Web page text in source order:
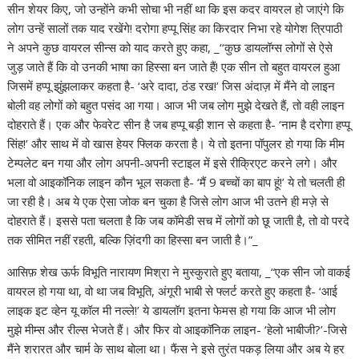
सीन शेयर किए, जो उन्होंने कभी सोचा भी नहीं था कि इस कदर वायरल हो जाएंगे कि
लोग उन्हें सालों तक याद रखेंगे! दरोगा हप्पू सिंह का किरदार निभा रहे योगेश त्रिपाठी
ने अपने कुछ वायरल सीन्स को याद करते हुए कहा, _‘‘कुछ डायलॉग्स लोगों से ऐसे
जुड़ जाते हैं कि वो उनकी भाषा का हिस्सा बन जाते हैं! एक सीन तो बहुत वायरल हुआ
जिसमें हप्पू झुंझलाकर कहता है- ‘अरे दादा, ठंड रख!’ जिस अंदाज़ में मैंने वो लाइन
बोली वह लोगों को बहुत पसंद आ गया। आज भी जब लोग मुझे देखते हैं, तो वही लाइन
दोहराते हैं। एक और फेवरेट सीन है जब हप्पू बड़ी शान से कहता है- ‘नाम है दरोगा हप्पू
सिंह!’ और साथ में वो खास हेयर फ्लिक करता है। ये तो इतना पॉपुलर हो गया कि मीम
टेम्पलेट बन गया और लोग अपनी-अपनी स्टाइल में इसे रीक्रिएट करने लगे। और
भला वो आइकॉनिक लाइन कौन भूल सकता है- ‘मैं 9 बच्चों का बाप हूं!’ ये तो चलती ही
जा रही है। अब ये एक ऐसा जोक बन चुका है जिसे लोग आज भी उतने ही मज़े से
दोहराते हैं। इससे पता चलता है कि जब कॉमेडी सच में लोगों को छू जाती है, तो वो परदे
तक सीमित नहीं रहती, बल्कि ज़िंदगी का हिस्सा बन जाती है।”_
आसिफ़ शेख ऊर्फ विभूति नारायण मिश्रा ने मुस्कुराते हुए बताया, _“एक सीन जो वाकई
वायरल हो गया था, वो था जब विभूति, अंगूरी भाबी से फ्लर्ट करते हुए कहता है- ‘आई
लाइक इट व्हेन यू कॉल मी नल्ले!’ ये डायलॉग इतना फेमस हो गया कि आज भी लोग
मुझे मीम्स और रील्स भेजते हैं। और फिर वो आइकॉनिक लाइन- ‘हेलो भाबीजी?’-जिसे
मैंने शरारत और चार्म के साथ बोला था। फैंस ने इसे तुरंत पकड़ लिया और अब ये हर